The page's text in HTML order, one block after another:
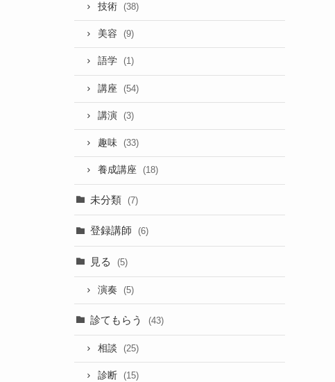
技術 (38)
美容 (9)
語学 (1)
講座 (54)
講演 (3)
趣味 (33)
養成講座 (18)
未分類 (7)
登録講師 (6)
見る (5)
演奏 (5)
診てもらう (43)
相談 (25)
診断 (15)